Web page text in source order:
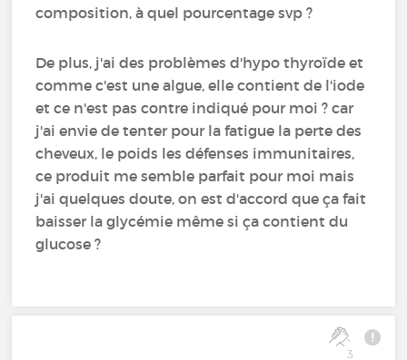
composition, à quel pourcentage svp ?
De plus, j'ai des problèmes d'hypo thyroïde et
comme c'est une algue, elle contient de l'iode
et ce n'est pas contre indiqué pour moi ? car
j'ai envie de tenter pour la fatigue la perte des
cheveux, le poids les défenses immunitaires,
ce produit me semble parfait pour moi mais
j'ai quelques doute, on est d'accord que ça fait
baisser la glycémie même si ça contient du
glucose ?
3